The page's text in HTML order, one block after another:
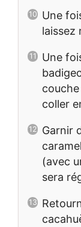
Une
laissez
Une
coller
Garnir
(avec
sera